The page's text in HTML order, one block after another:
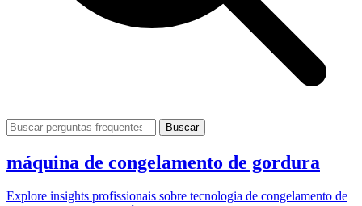
Buscar
máquina de congelamento de gordura
Explore insights profissionais sobre tecnologia de congelamento de